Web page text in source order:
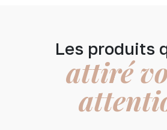
Les produits
attiré